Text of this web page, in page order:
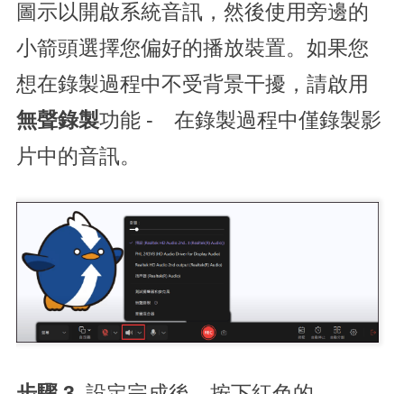
圖示以開啟系統音訊，然後使用旁邊的
小箭頭選擇您偏好的播放裝置。如果您
想在錄製過程中不受背景干擾，請啟用
無聲錄製功能 - 在錄製過程中僅錄製影
片中的音訊。